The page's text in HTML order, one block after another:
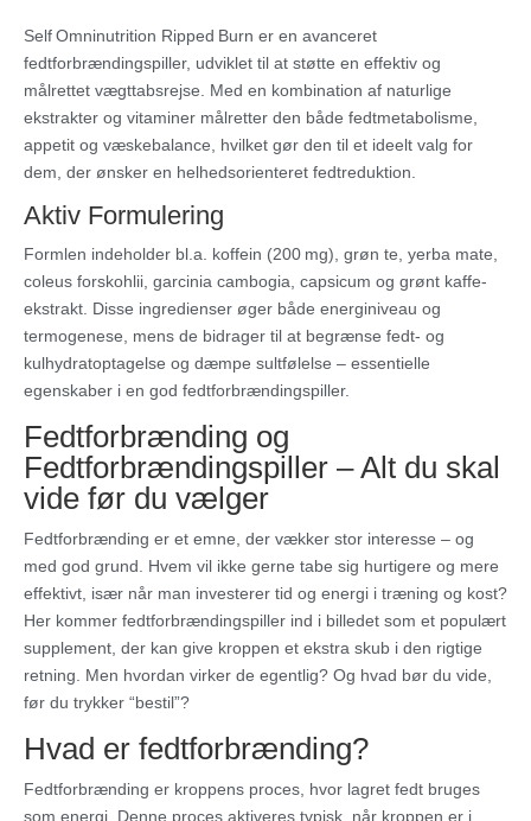
Self Omninutrition Ripped Burn er en avanceret
fedtforbrændingspiller, udviklet til at støtte en effektiv og
målrettet vægttabsrejse. Med en kombination af naturlige
ekstrakter og vitaminer målretter den både fedtmetabolisme,
appetit og væskebalance, hvilket gør den til et ideelt valg for
dem, der ønsker en helhedsorienteret fedtreduktion.
Aktiv Formulering
Formlen indeholder bl.a. koffein (200 mg), grøn te, yerba mate,
coleus forskohlii, garcinia cambogia, capsicum og grønt kaffe-
ekstrakt. Disse ingredienser øger både energiniveau og
termogenese, mens de bidrager til at begrænse fedt- og
kulhydratoptagelse og dæmpe sultfølelse – essentielle
egenskaber i en god fedtforbrændingspiller.
Fedtforbrænding og
Fedtforbrændingspiller – Alt du skal
vide før du vælger
Fedtforbrænding er et emne, der vækker stor interesse – og
med god grund. Hvem vil ikke gerne tabe sig hurtigere og mere
effektivt, især når man investerer tid og energi i træning og kost?
Her kommer fedtforbrændingspiller ind i billedet som et populært
supplement, der kan give kroppen et ekstra skub i den rigtige
retning. Men hvordan virker de egentlig? Og hvad bør du vide,
før du trykker “bestil”?
Hvad er fedtforbrænding?
Fedtforbrænding er kroppens proces, hvor lagret fedt bruges
som energi. Denne proces aktiveres typisk, når kroppen er i